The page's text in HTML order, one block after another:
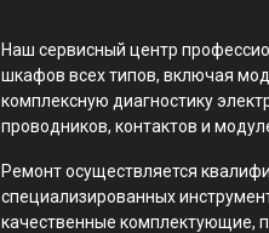
Наш сервисный центр
шкафов всех типов, включая
комплексную диагностику
проводников, контактов и
Ремонт осуществляется
специализированных
качественные комплектующие,